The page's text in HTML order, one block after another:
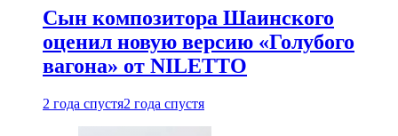
Сын композитора Шаинского
оценил новую версию «Голубого
вагона» от NILETTO
2 года спустя2 года спустя